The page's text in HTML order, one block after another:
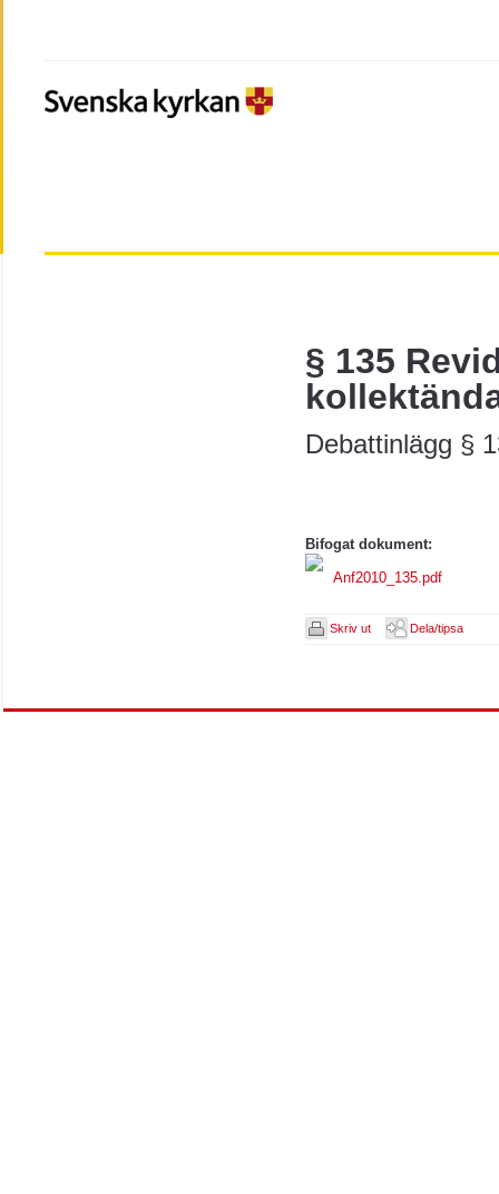
§ 135
Debattinlägg §
Bifogat dokument:
Anf2010_135.pdf
Skriv ut Dela/tipsa